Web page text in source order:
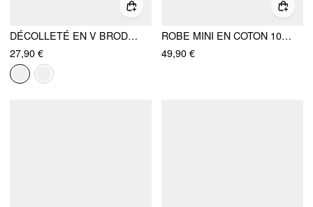
DÉCOLLETÉ EN V BRODERIE FLORALE HAUT RÉSILLE
27,90 €
ROBE MINI EN COTON 100% AVEC COL V, POIS ET NŒUD PAPILLON
49,90 €